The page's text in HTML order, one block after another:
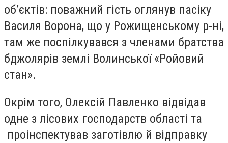
об’єктів: поважний гість оглянув пасіку
Василя Ворона, що у Рожищенському р-ні,
там же поспілкувався з членами братства
бджолярів землі Волинської «Ройовий
стан».
Окрім того, Олексій Павленко відвідав
одне з лісових господарств області та
проінспектував заготівлю й відправку